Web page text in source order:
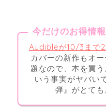
今だけのお得情報
Audibleが10/3まで2
カバーの新作もオ
題なので、本を買
いう事実がヤバい
弾』がとても